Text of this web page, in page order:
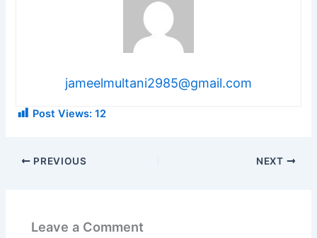
jameelmultani2985@gmail.com
Post Views: 12
PREVIOUS NEXT
Leave a Comment